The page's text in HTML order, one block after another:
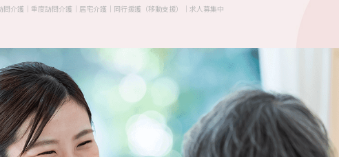
介護｜重度訪問介護｜居宅介護｜同行援護（移動支援）｜求人募集中